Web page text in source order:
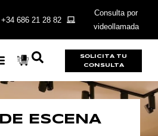
+34 686 21 28 82
Consulta por
videollamada
SOLICITA TU
CONSULTA
ESCENA